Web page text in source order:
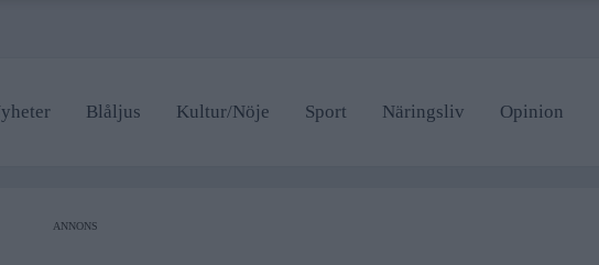
Blåljus Kultur/Nöje Sport Näringsliv Opinion
ANNONS